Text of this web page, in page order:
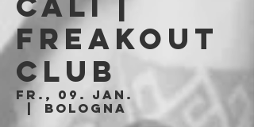
Freakout
Club
Fr., 09. Jan.
Bologna